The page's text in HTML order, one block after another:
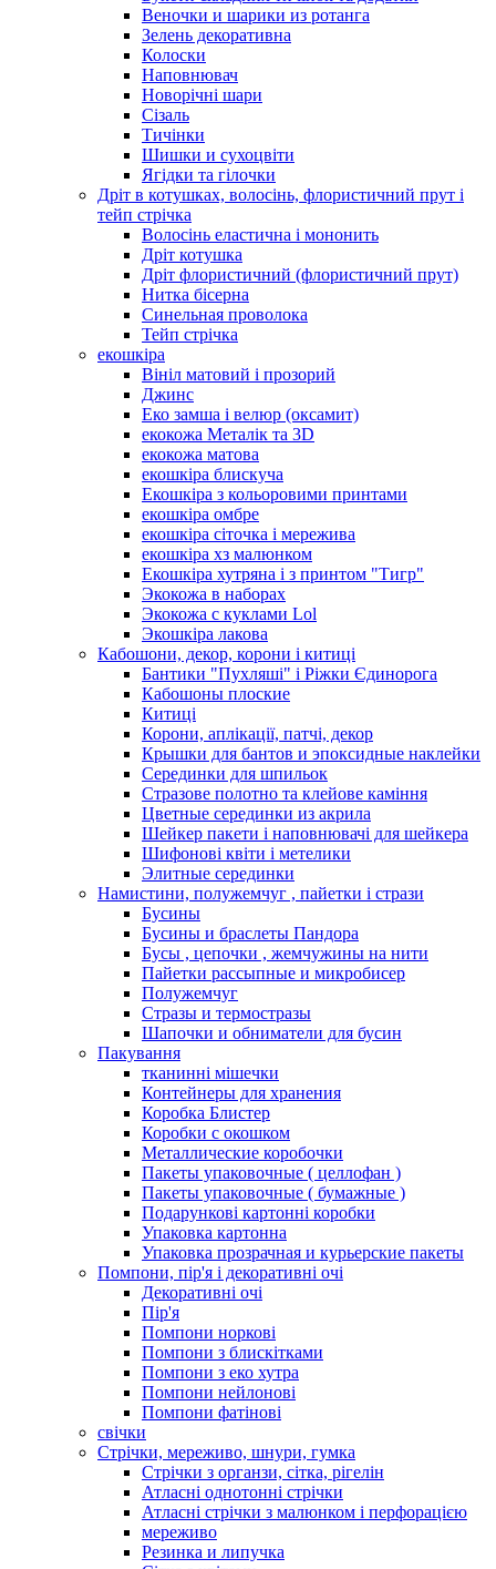
Веночки и шарики из ротанга
Зелень декоративна
Колоски
Наповнювач
Новорічні шари
Сізаль
Тичінки
Шишки и сухоцвіти
Ягідки та гілочки
Дріт в котушках, волосінь, флористичний прут і
тейп стрічка
Волосінь еластична і мононить
Дріт котушка
Дріт флористичний (флористичний прут)
Нитка бісерна
Синельная проволока
Тейп стрічка
екошкіра
Вініл матовий і прозорий
Джинс
Еко замша і велюр (оксамит)
екокожа Металік та 3D
екокожа матова
екошкіра блискуча
Екошкіра з кольоровими принтами
екошкіра омбре
екошкіра сіточка і мережива
екошкіра хз малюнком
Екошкіра хутряна і з принтом "Тигр"
Экокожа в наборах
Экокожа с куклами Lol
Экошкiра лакова
Кабошони, декор, корони і китиці
Бантики "Пухляші" і Ріжки Єдинорога
Кабошоны плоские
Китиці
Корони, аплікації, патчі, декор
Крышки для бантов и эпоксидные наклейки
Серединки для шпильок
Стразове полотно та клейове каміння
Цветные серединки из акрила
Шейкер пакети і наповнювачі для шейкера
Шифонові квіти і метелики
Элитные серединки
Намистини, полужемчуг , пайетки і стрази
Бусины
Бусины и браслеты Пандора
Бусы , цепочки , жемчужины на нити
Пайетки рассыпные и микробисер
Полужемчуг
Стразы и термостразы
Шапочки и обниматели для бусин
Пакування
тканинні мішечки
Контейнеры для хранения
Коробка Блистер
Коробки с окошком
Металлические коробочки
Пакеты упаковочные ( целлофан )
Пакеты упаковочные ( бумажные )
Подарункові картонні коробки
Упаковка картонна
Упаковка прозрачная и курьерские пакеты
Помпони, пір'я і декоративні очі
Декоративні очі
Пір'я
Помпони норкові
Помпони з блискітками
Помпони з еко хутра
Помпони нейлонові
Помпони фатінові
свічки
Стрічки, мереживо, шнури, гумка
Стрічки з органзи, сітка, рігелін
Атласні однотонні стрічки
Атласні стрічки з малюнком і перфорацією
мереживо
Резинка и липучка